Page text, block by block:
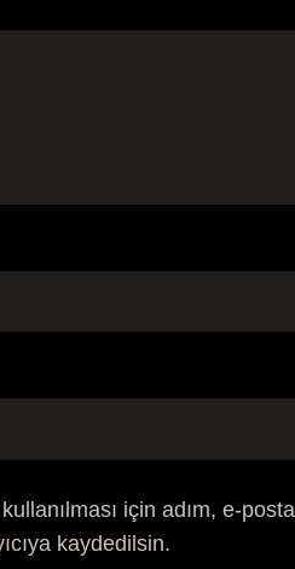
için adım, e-posta
kaydedilsin.